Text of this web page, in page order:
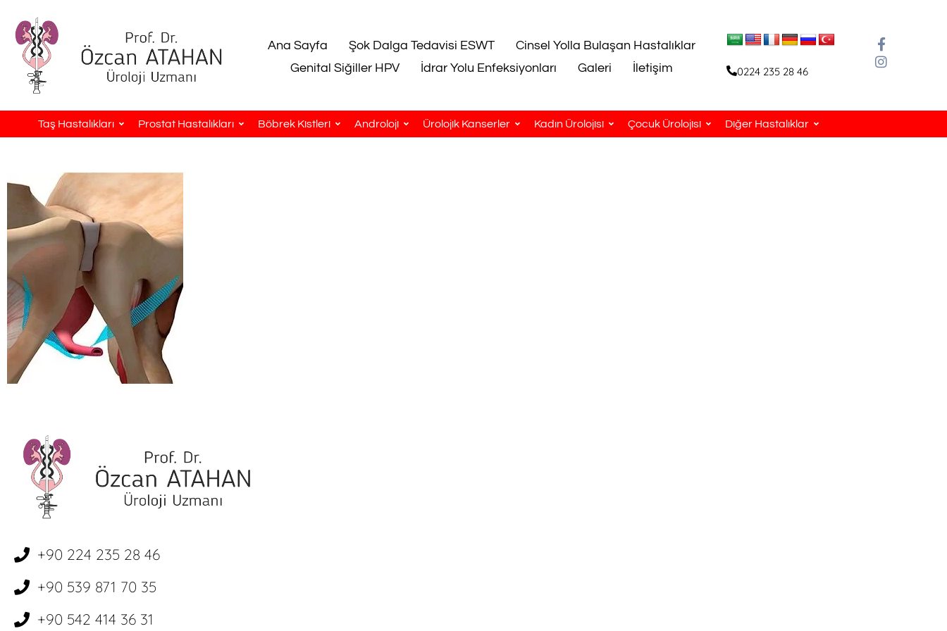
Ana Sayfa Şok Dalga Tedavisi ESWT
Cinsel Yolla Bulaşan Hastalıklar
Genital Siğiller HPV
İdrar Yolu Enfeksiyonları Galeri İletişim 0224 235 28 46
Taş Hastalıkları Prostat Hastalıkları Böbrek Kistleri Androloji Ürolojik Kanserler Kadın Ürolojisi Çocuk Ürolojisi Diğer Hastalıklar
+90 224 235 28 46
+90 539 871 70 35
+90 542 414 36 31